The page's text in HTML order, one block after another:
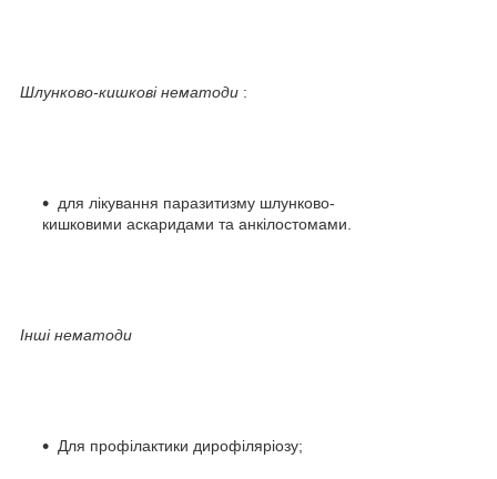
Шлунково-кишкові нематоди :
для лікування паразитизму шлунково-
кишковими аскаридами та анкілостомами.
Інші нематоди
Для профілактики дирофіляріозу;